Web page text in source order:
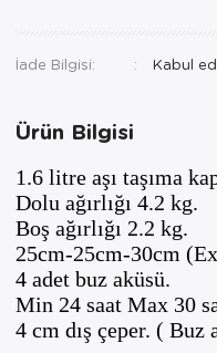
Ortopedi Ürünleri
Sarf Malzemeleri
Yara Bakım Ürünleri
İade Bilgisi:
Ürün Bilgisi
1.6 litre aşı taşıma
Dolu ağırlığı 4.2 kg.
Boş ağırlığı 2.2 kg.
25cm-25cm-30cm
4 adet buz aküsü.
Min 24 saat Max 30
4 cm dış çeper. (